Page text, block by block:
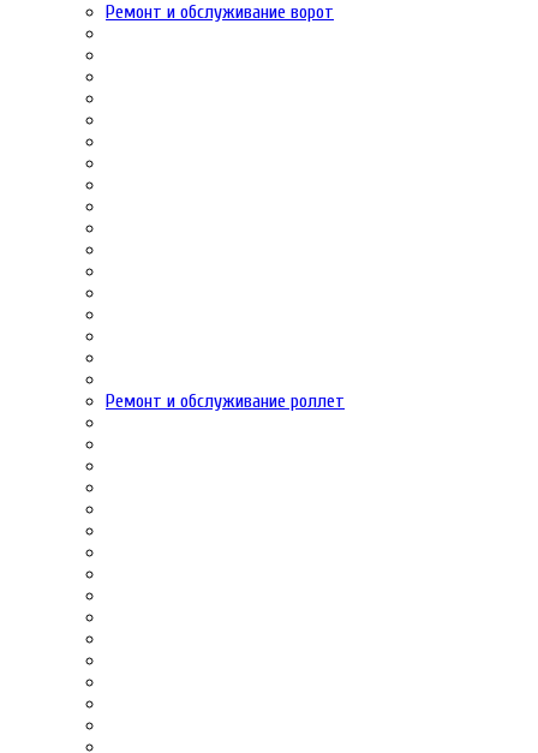
Ремонт и обслуживание ворот
Ремонт и обслуживание роллет